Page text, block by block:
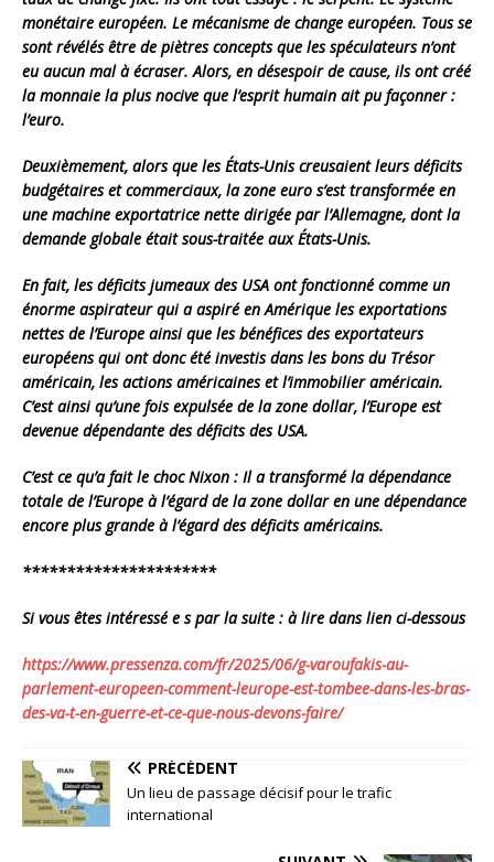
monétaire européen. Le mécanisme de change européen. Tous se
sont révélés être de piètres concepts que les spéculateurs n’ont
eu aucun mal à écraser. Alors, en désespoir de cause, ils ont créé
la monnaie la plus nocive que l’esprit humain ait pu façonner :
l’euro.
Deuxièmement, alors que les États-Unis creusaient leurs déficits
budgétaires et commerciaux, la zone euro s’est transformée en
une machine exportatrice nette dirigée par l’Allemagne, dont la
demande globale était sous-traitée aux États-Unis.
En fait, les déficits jumeaux des USA ont fonctionné comme un
énorme aspirateur qui a aspiré en Amérique les exportations
nettes de l’Europe ainsi que les bénéfices des exportateurs
européens qui ont donc été investis dans les bons du Trésor
américain, les actions américaines et l’immobilier américain.
C’est ainsi qu’une fois expulsée de la zone dollar, l’Europe est
devenue dépendante des déficits des USA.
C’est ce qu’a fait le choc Nixon : Il a transformé la dépendance
totale de l’Europe à l’égard de la zone dollar en une dépendance
encore plus grande à l’égard des déficits américains.
**********************
Si vous êtes intéressé e s par la suite : à lire dans lien ci-dessous
https://www.pressenza.com/fr/2025/06/g-varoufakis-au-
parlement-europeen-comment-leurope-est-tombee-dans-les-bras-
des-va-t-en-guerre-et-ce-que-nous-devons-faire/
PRÉCÉDENT
Un lieu de passage décisif pour le trafic
international